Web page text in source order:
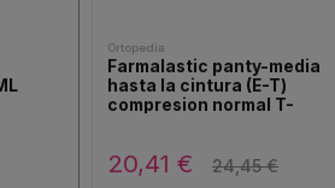
Ortopedia
Farmalastic panty-media
hasta la cintura (E-T)
compresion normal T-
20,41 € 24,45 €